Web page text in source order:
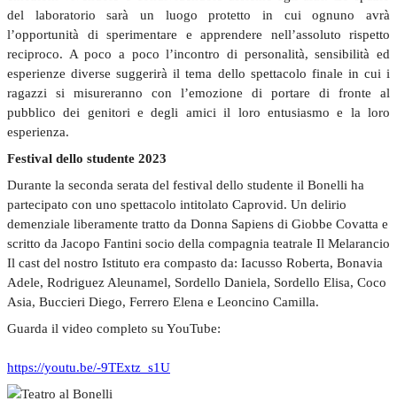
del laboratorio sarà un luogo protetto in cui ognuno avrà
l’opportunità di sperimentare e apprendere nell’assoluto rispetto
reciproco. A poco a poco l’incontro di personalità, sensibilità ed
esperienze diverse suggerirà il tema dello spettacolo finale in cui i
ragazzi si misureranno con l’emozione di portare di fronte al
pubblico dei genitori e degli amici il loro entusiasmo e la loro
esperienza.
Festival dello studente 2023
Durante la seconda serata del festival dello studente il Bonelli ha
partecipato con uno spettacolo intitolato Caprovid. Un delirio
demenziale liberamente tratto da Donna Sapiens di Giobbe Covatta e
scritto da Jacopo Fantini socio della compagnia teatrale Il Melarancio
Il cast del nostro Istituto era compasto da: Iacusso Roberta, Bonavia
Adele, Rodriguez Aleunamel, Sordello Daniela, Sordello Elisa, Coco
Asia, Buccieri Diego, Ferrero Elena e Leoncino Camilla.
Guarda il video completo su YouTube:
https://youtu.be/-9TExtz_s1U